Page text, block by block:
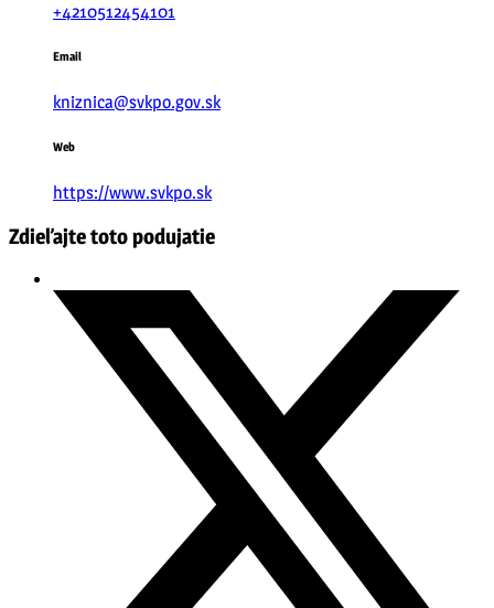
+4210512454101
Email
kniznica@svkpo.gov.sk
Web
https://www.svkpo.sk
Zdieľajte toto podujatie